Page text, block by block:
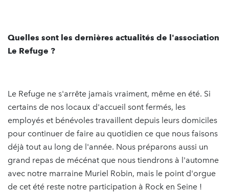
Quelles sont les dernières actualités de l'association
Le Refuge ?
Le Refuge ne s'arrête jamais vraiment, même en été. Si
certains de nos locaux d'accueil sont fermés, les
employés et bénévoles travaillent depuis leurs domiciles
pour continuer de faire au quotidien ce que nous faisons
déjà tout au long de l'année. Nous préparons aussi un
grand repas de mécénat que nous tiendrons à l'automne
avec notre marraine Muriel Robin, mais le point d'orgue
de cet été reste notre participation à Rock en Seine !